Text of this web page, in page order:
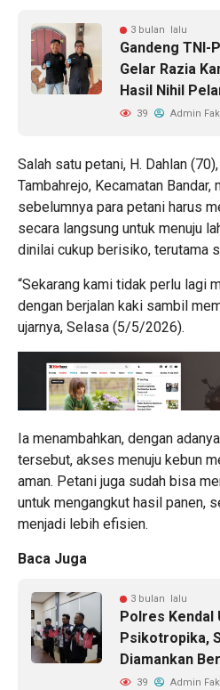
3 bulan lalu
Gandeng TNI-
Gelar Razia
Hasil Nihil
39 Admin
Salah satu petani, H. Dahlan
Tambahrejo, Kecamatan Bandar,
sebelumnya para petani harus
secara langsung untuk menuju
dinilai cukup berisiko, terutama
“Sekarang kami tidak perlu lagi
dengan berjalan kaki sambil
ujarnya, Selasa (5/5/2026).
Ia menambahkan, dengan
tersebut, akses menuju kebun
aman. Petani juga sudah bisa
untuk mengangkut hasil panen,
menjadi lebih efisien.
Baca Juga
3 bulan lalu
Polres Kendal
Psikotropika,
Diamankan
39 Admin